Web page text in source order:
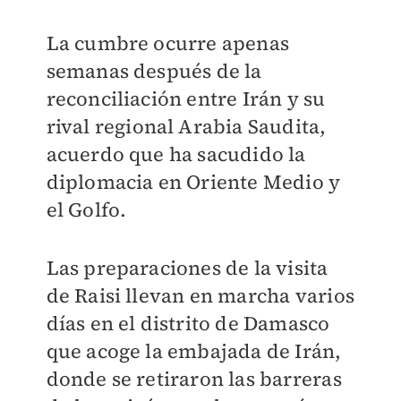
La cumbre ocurre apenas
semanas después de la
reconciliación entre Irán y su
rival regional Arabia Saudita,
acuerdo que ha sacudido la
diplomacia en Oriente Medio y
el Golfo.
Las preparaciones de la visita
de Raisi llevan en marcha varios
días en el distrito de Damasco
que acoge la embajada de Irán,
donde se retiraron las barreras